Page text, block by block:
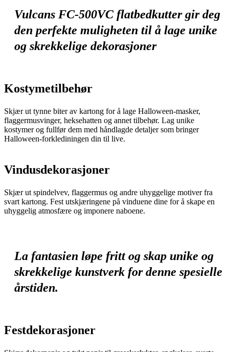
Vulcans FC-500VC flatbedkutter gir deg
den perfekte muligheten til å lage unike
og skrekkelige dekorasjoner
Kostymetilbehør
Skjær ut tynne biter av kartong for å lage Halloween-masker,
flaggermusvinger, heksehatten og annet tilbehør. Lag unike
kostymer og fullfør dem med håndlagde detaljer som bringer
Halloween-forklediningen din til live.
Vindusdekorasjoner
Skjær ut spindelvev, flaggermus og andre uhyggelige motiver fra
svart kartong. Fest utskjæringene på vinduene dine for å skape en
uhyggelig atmosfære og imponere naboene.
La fantasien løpe fritt og skap unike og
skrekkelige kunstverk for denne spesielle
årstiden.
Festdekorasjoner